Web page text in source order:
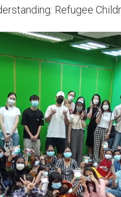
Refugee